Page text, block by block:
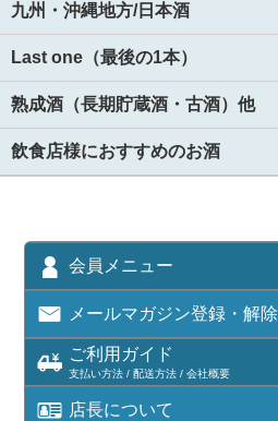
九州・沖縄地方/日本酒
Last one（最後の1本）
熟成酒（長期貯蔵酒・古酒）他
飲食店様におすすめのお酒
会員メニュー
メールマガジン登録・解除
ご利用ガイド
支払い方法 / 配送方法 / 会社概要
店長について